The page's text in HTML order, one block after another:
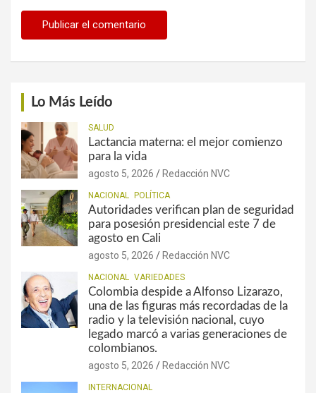
Lo Más Leído
SALUD
Lactancia materna: el mejor comienzo
para la vida
agosto 5, 2026 Redacción NVC
NACIONAL POLÍTICA
Autoridades verifican plan de seguridad
para posesión presidencial este 7 de
agosto en Cali
agosto 5, 2026 Redacción NVC
NACIONAL VARIEDADES
Colombia despide a Alfonso Lizarazo,
una de las figuras más recordadas de la
radio y la televisión nacional, cuyo
legado marcó a varias generaciones de
colombianos.
agosto 5, 2026 Redacción NVC
INTERNACIONAL